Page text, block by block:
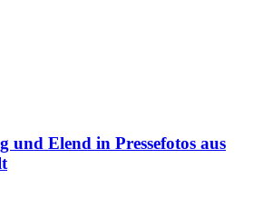
und Elend in Pressefotos aus